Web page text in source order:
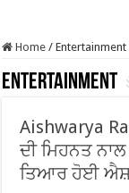
Home / Entertainment
Entertainment
Aishwarya
ਦੀ ਮਿਹਨਤ
ਤਿਆਰ ਹੋਈ